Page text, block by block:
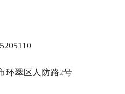
环翠区人防路2号